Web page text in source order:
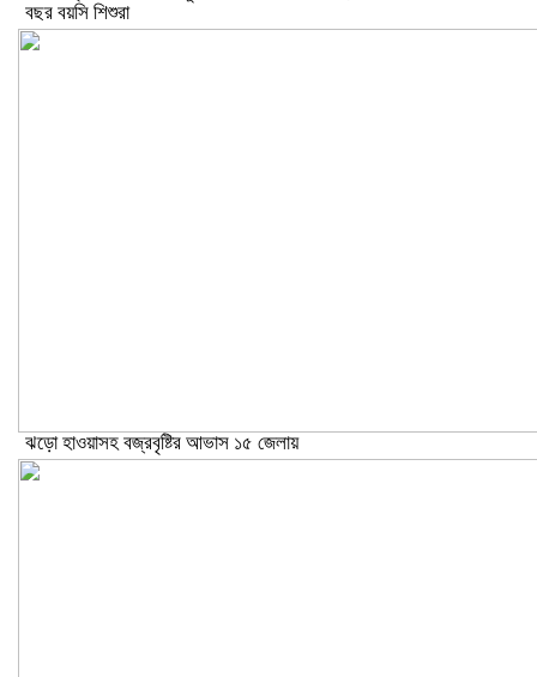
বছর বয়সি শিশুরা
ঝড়ো হাওয়াসহ বজ্রবৃষ্টির আভাস ১৫ জেলায়